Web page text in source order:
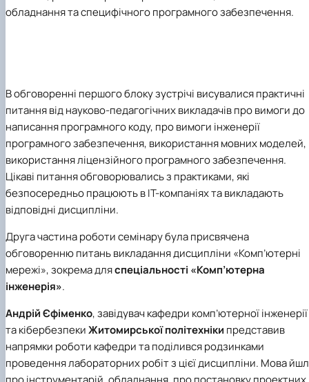
обладнання та специфічного програмного забезпечення.
В обговоренні першого блоку зустрічі висувалися практичні
питання від науково-педагогічних викладачів про вимоги до
написання програмного коду, про вимоги інженерії
програмного забезпечення, використання мовних моделей,
використання ліцензійного програмного забезпечення.
Цікаві питання обговорювались з практиками, які
безпосередньо працюють в IT-компаніях та викладають
відповідні дисципліни.
Друга частина роботи семінару була присвячена
обговоренню питань викладання дисципліни «Комп’ютерні
мережі», зокрема дляспеціальності «Комп’ютерна
інженерія».
Андрій Єфіменко, завідувач кафедри комп’ютерної інженерії
та кібербезпекиЖитомирської політехніки представив
напрямки роботи кафедри та поділився родзинками
проведення лабораторних робіт з цієї дисципліни. Мова